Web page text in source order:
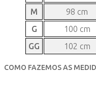
M
98 cm
G
100 cm
GG
102 cm
COMO FAZEMOS AS